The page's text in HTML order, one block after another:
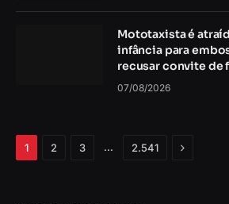
Mototaxista é
infância para
recusar convite de
07/08/2026
1 2 3 … 2.541 Próximo